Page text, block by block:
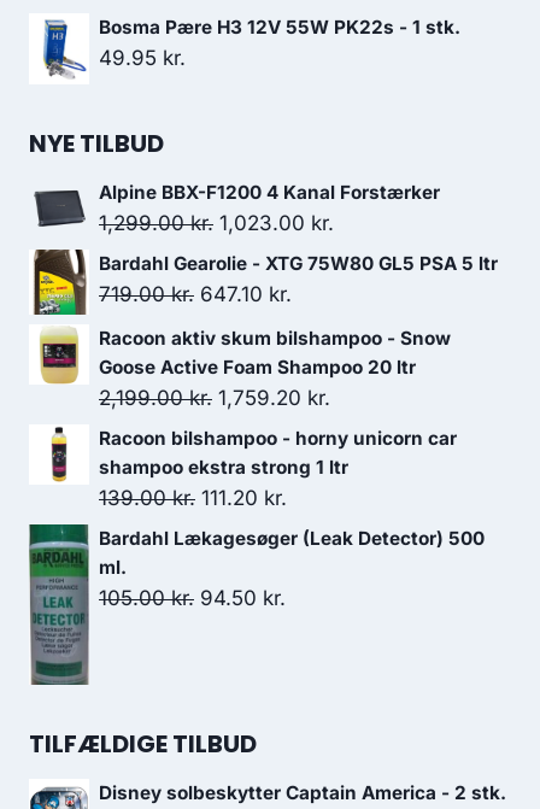
Bosma Pære H3 12V 55W PK22s - 1 stk.
49.95 kr.
NYE TILBUD
Alpine BBX-F1200 4 Kanal Forstærker
1,299.00kr. Den
oprindelige
pris
1,299.00 kr..
1,023.00 kr.
aktuelle
1,023.00 kr..
Bardahl Gearolie - XTG 75W80 GL5 PSA 5 ltr
719.00kr. Den
oprindelige
pris
var:
647.10 kr.
aktuelle
pris
er:
Racoon aktiv skum bilshampoo - Snow
Goose Active Foam Shampoo 20 ltr
2,199.00kr. Den
oprindelige
pris
var:
2,199.00 kr..
1,759.20 kr.
aktuelle
pris
1,759.20 kr..
Racoon bilshampoo - horny unicorn car
shampoo ekstra strong 1 ltr
139.00kr. Den
oprindelige
var:
111.20 kr.
aktuelle
Bardahl Lækagesøger (Leak Detector) 500
ml.
105.00kr. Den
94.50 kr.
TILFÆLDIGE TILBUD
Disney solbeskytter Captain America - 2 stk.